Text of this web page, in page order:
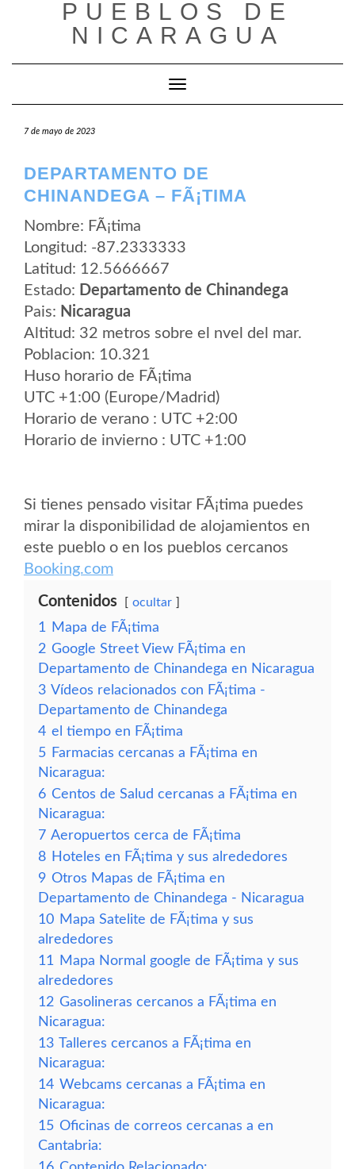
PUEBLOS DE
NICARAGUA
Cambiar modo de navegación
7 de mayo de 2023
DEPARTAMENTO DE
CHINANDEGA – FÃ¡TIMA
Nombre: FÃ¡tima
Longitud: -87.2333333
Latitud: 12.5666667
Estado: Departamento de Chinandega
Pais: Nicaragua
Altitud: 32 metros sobre el nvel del mar.
Poblacion: 10.321
Huso horario de FÃ¡tima
UTC +1:00 (Europe/Madrid)
Horario de verano : UTC +2:00
Horario de invierno : UTC +1:00
Si tienes pensado visitar FÃ¡tima puedes
mirar la disponibilidad de alojamientos en
este pueblo o en los pueblos cercanos
Booking.com
Contenidos ocultar
1
Mapa de FÃ¡tima
2 Google Street View FÃ¡tima en
Departamento de Chinandega en Nicaragua
3 Vídeos relacionados con FÃ¡tima -
Departamento de Chinandega
4 el tiempo en FÃ¡tima
5 Farmacias cercanas a FÃ¡tima en
Nicaragua:
6 Centos de Salud cercanas a FÃ¡tima en
Nicaragua:
7 Aeropuertos cerca de FÃ¡tima
8 Hoteles en FÃ¡tima y sus alrededores
9 Otros Mapas de FÃ¡tima en
Departamento de Chinandega - Nicaragua
10 Mapa Satelite de FÃ¡tima y sus
alrededores
11
Mapa Normal google de FÃ¡tima y sus
alrededores
12 Gasolineras cercanos a FÃ¡tima en
Nicaragua:
13 Talleres cercanos a FÃ¡tima en
Nicaragua:
14 Webcams cercanas a FÃ¡tima en
Nicaragua:
15 Oficinas de correos cercanas a en
Cantabria: